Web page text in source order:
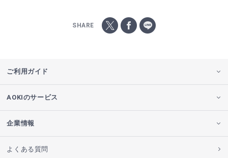
SHARE
ご利用ガイド
AOKIのサービス
企業情報
よくある質問